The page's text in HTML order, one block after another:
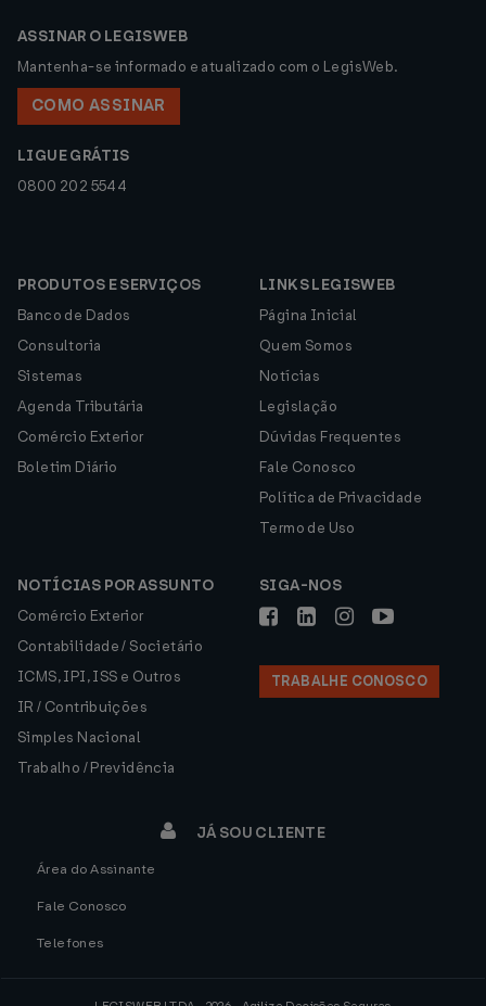
ASSINAR O LEGISWEB
Mantenha-se informado e atualizado com o LegisWeb.
COMO ASSINAR
LIGUE GRÁTIS
0800 202 5544
PRODUTOS E SERVIÇOS
Banco de Dados
Consultoria
Sistemas
Agenda Tributária
Comércio Exterior
Boletim Diário
LINKS LEGISWEB
Página Inicial
Quem Somos
Notícias
Legislação
Dúvidas Frequentes
Fale Conosco
Política de Privacidade
Termo de Uso
NOTÍCIAS POR ASSUNTO
Comércio Exterior
Contabilidade / Societário
ICMS, IPI, ISS e Outros
IR / Contribuições
Simples Nacional
Trabalho / Previdência
SIGA-NOS
TRABALHE CONOSCO
JÁ SOU CLIENTE
Área do Assinante
Fale Conosco
Telefones